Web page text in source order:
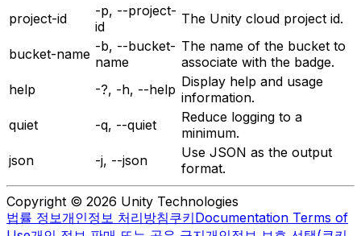
project-id
-p, --project-
id
The Unity cloud project id.
bucket-name -b, --bucket-
name
The name of the bucket to
associate with the badge.
help
-?, -h, --help Display help and usage
information.
quiet
-q, --quiet
Reduce logging to a
minimum.
json
-j, --json
Use JSON as the output
format.
Copyright © 2026 Unity Technologies
법률 정보개인정보 처리방침쿠키Documentation Terms of